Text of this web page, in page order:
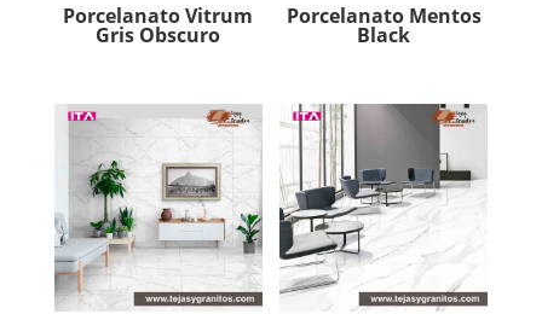
Porcelanato Vitrum
Gris Obscuro
Porcelanato Mentos
Black